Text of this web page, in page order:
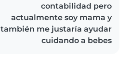
contabilidad pero
actualmente soy mama y
también me justaría ayudar
cuidando a bebes